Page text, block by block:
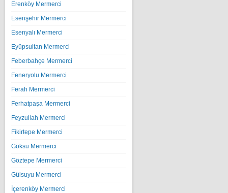
Erenköy Mermerci
Esenşehir Mermerci
Esenyalı Mermerci
Eyüpsultan Mermerci
Feberbahçe Mermerci
Feneryolu Mermerci
Ferah Mermerci
Ferhatpaşa Mermerci
Feyzullah Mermerci
Fikirtepe Mermerci
Göksu Mermerci
Göztepe Mermerci
Gülsuyu Mermerci
İçerenköy Mermerci